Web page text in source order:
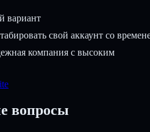
вариант
свой аккаунт со
компания с высоким
вопросы